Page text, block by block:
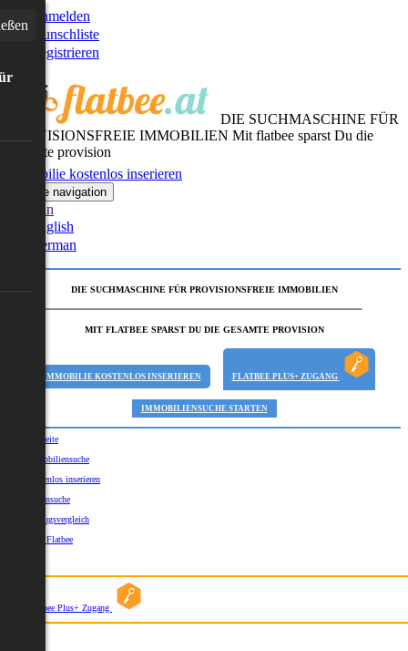
Anmelden
Wunschliste
Registrieren
DIE SUCHMASCHINE FÜR
PROVISIONSFREIE IMMOBILIEN Mit flatbee sparst Du die
gesamte provision
Immobilie kostenlos inserieren
Toggle navigation
German
English
German
DIE SUCHMASCHINE FÜR PROVISIONSFREIE IMMOBILIEN
MIT FLATBEE SPARST DU DIE GESAMTE PROVISION
IMMOBILIE KOSTENLOS INSERIEREN FLATBEE PLUS+ ZUGANG
IMMOBILIENSUCHE STARTEN
Startseite
Immobiliensuche
Kostenlos inserieren
Kartensuche
Umzugsvergleich
Über Flatbee
Flatbee Plus+ Zugang